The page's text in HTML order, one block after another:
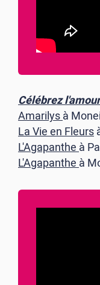
Célébrez
Amarilysà
La Vie en Fleurs
L'Agapantheà
L'Agapantheà